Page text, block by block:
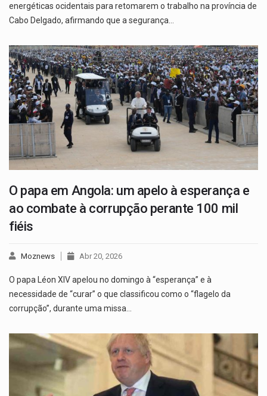
energéticas ocidentais para retomarem o trabalho na província de
Cabo Delgado, afirmando que a segurança…
O papa em Angola: um apelo à esperança e
ao combate à corrupção perante 100 mil
fiéis
Moznews Abr 20, 2026
O papa Léon XIV apelou no domingo à “esperança” e à
necessidade de “curar” o que classificou como o “flagelo da
corrupção”, durante uma missa…